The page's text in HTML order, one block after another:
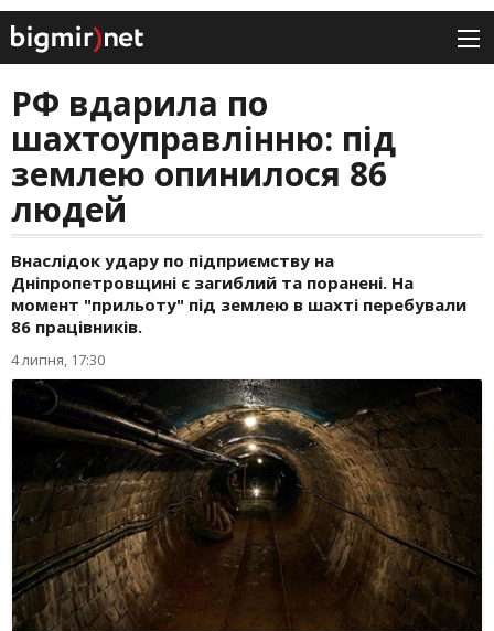
РФ вдарила по
шахтоуправлінню: під
землею опинилося 86
людей
Внаслідок удару по підприємству на
Дніпропетровщині є загиблий та поранені. На
момент "прильоту" під землею в шахті перебували
86 працівників.
4 липня, 17:30